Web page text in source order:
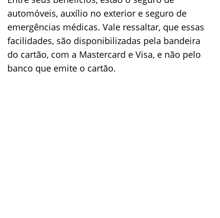
automóveis, auxílio no exterior e seguro de
emergências médicas. Vale ressaltar, que essas
facilidades, são disponibilizadas pela bandeira
do cartão, com a Mastercard e Visa, e não pelo
banco que emite o cartão.